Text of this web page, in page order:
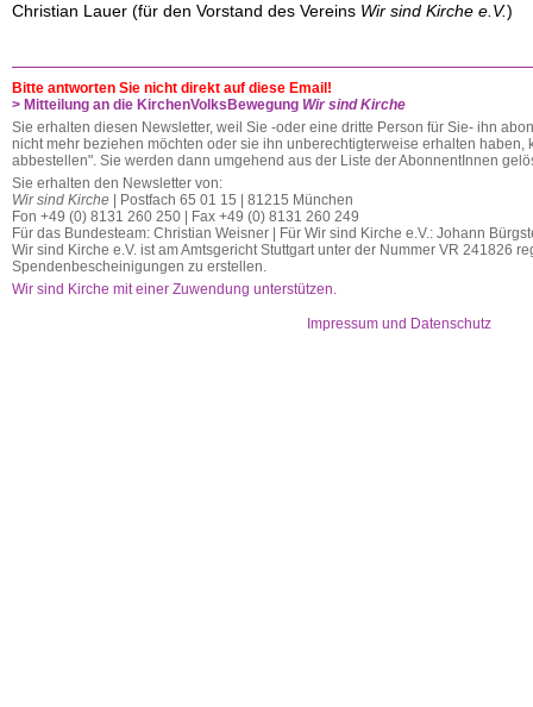
Christian Lauer (für den Vorstand des Vereins Wir sind Kirche e.V.)
Bitte antworten Sie nicht direkt auf diese Email!
> Mitteilung an die KirchenVolksBewegung Wir sind Kirche
Sie erhalten diesen Newsletter, weil Sie -oder eine dritte Person für Sie- ihn
nicht mehr beziehen möchten oder sie ihn unberechtigterweise erhalten haben,
abbestellen". Sie werden dann umgehend aus der Liste der AbonnentInnen
Sie erhalten den Newsletter von:
Wir sind Kirche | Postfach 65 01 15 | 81215 München
Fon +49 (0) 8131 260 250 | Fax +49 (0) 8131 260 249
Für das Bundesteam: Christian Weisner | Für Wir sind Kirche e.V.: Johann
Wir sind Kirche e.V. ist am Amtsgericht Stuttgart unter der Nummer VR 241826
Spendenbescheinigungen zu erstellen.
Wir sind Kirche mit einer Zuwendung unterstützen.
Impressum und Datenschutz